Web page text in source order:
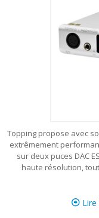
Topping propose avec
extrêmement
sur deux puces DAC
haute résolution,
Lire